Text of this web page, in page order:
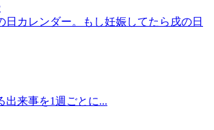
日カレンダー。もし妊娠してたら戌の日
出来事を1週ごとに...